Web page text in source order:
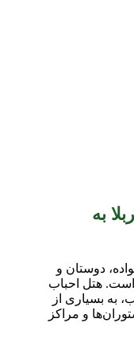
به
دوستان و
است. هتل احباب
به بسیاری از
و مراکز